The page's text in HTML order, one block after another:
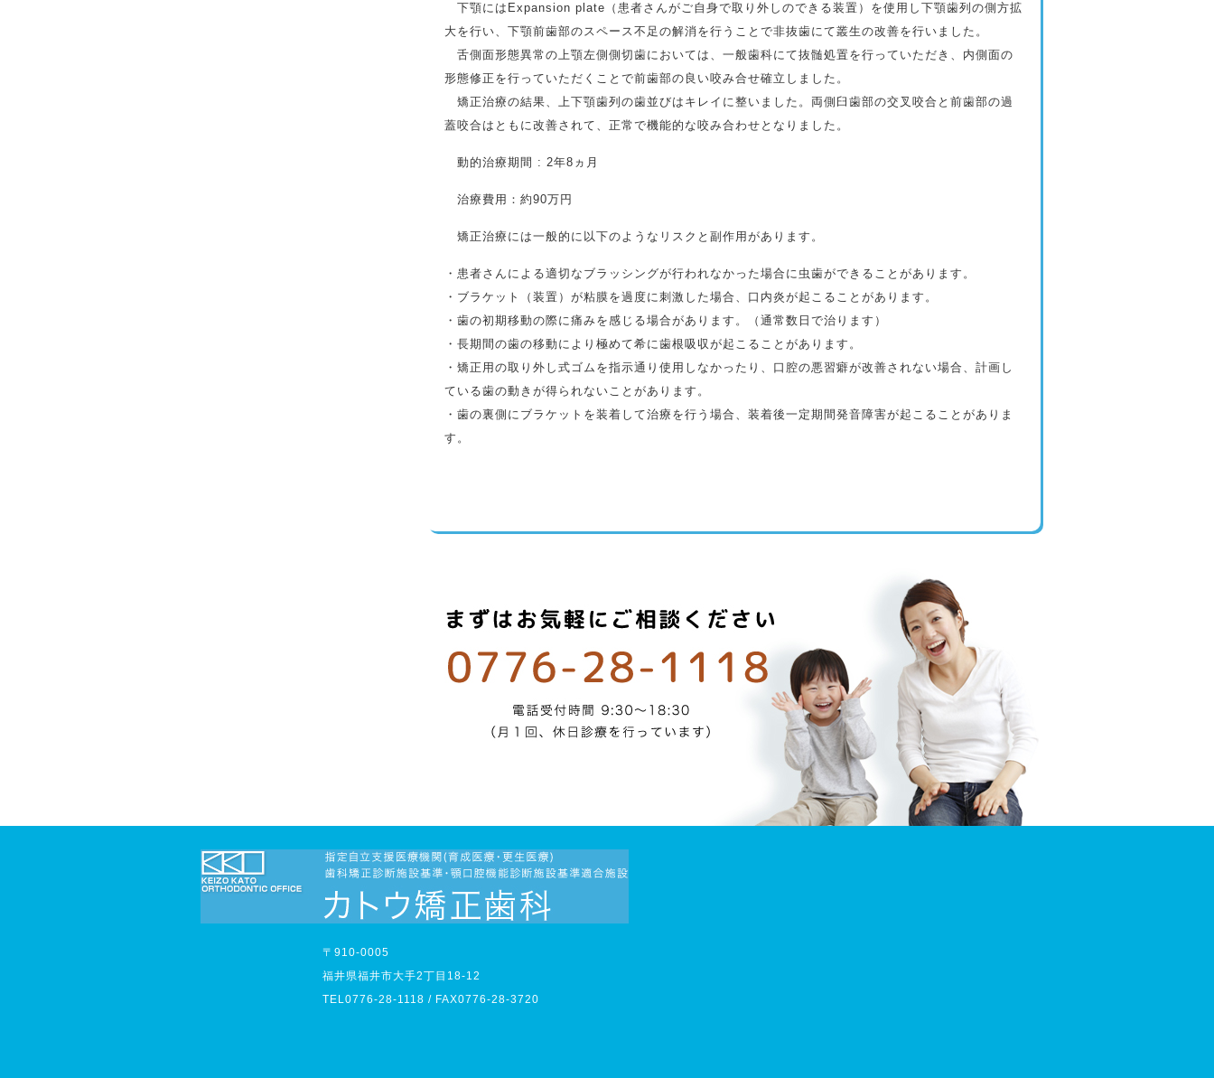
下顎にはExpansion plate（患者さんがご自身で取り外しのできる装置）を使用し下顎歯列の側方拡
大を行い、下顎前歯部のスペース不足の解消を行うことで非抜歯にて叢生の改善を行いました。
舌側面形態異常の上顎左側側切歯においては、一般歯科にて抜髄処置を行っていただき、内側面の
形態修正を行っていただくことで前歯部の良い咬み合せ確立しました。
矯正治療の結果、上下顎歯列の歯並びはキレイに整いました。両側臼歯部の交叉咬合と前歯部の過
蓋咬合はともに改善されて、正常で機能的な咬み合わせとなりました。
動的治療期間 : 2年8ヵ月
治療費用：約90万円
矯正治療には一般的に以下のようなリスクと副作用があります。
・患者さんによる適切なブラッシングが行われなかった場合に虫歯ができることがあります。
・ブラケット（装置）が粘膜を過度に刺激した場合、口内炎が起こることがあります。
・歯の初期移動の際に痛みを感じる場合があります。（通常数日で治ります）
・長期間の歯の移動により極めて希に歯根吸収が起こることがあります。
・矯正用の取り外し式ゴムを指示通り使用しなかったり、口腔の悪習癖が改善されない場合、計画し
ている歯の動きが得られないことがあります。
・歯の裏側にブラケットを装着して治療を行う場合、装着後一定期間発音障害が起こることがありま
す。
〒910-0005
福井県福井市大手2丁目18-12
TEL0776-28-1118 / FAX0776-28-3720